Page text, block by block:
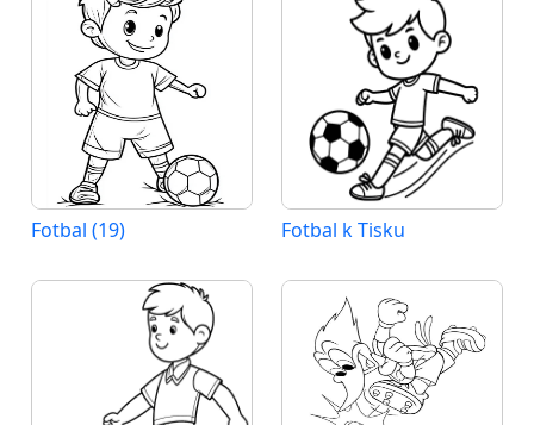
Fotbal (19) Fotbal k Tisku